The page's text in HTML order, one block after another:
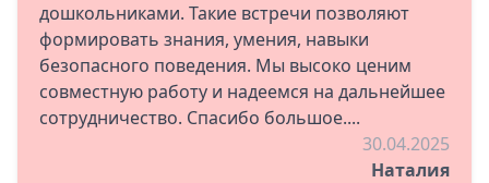
дошкольниками. Такие встречи позволяют
формировать знания, умения, навыки
безопасного поведения. Мы высоко ценим
совместную работу и надеемся на дальнейшее
сотрудничество. Спасибо большое....
30.04.2025
Наталия